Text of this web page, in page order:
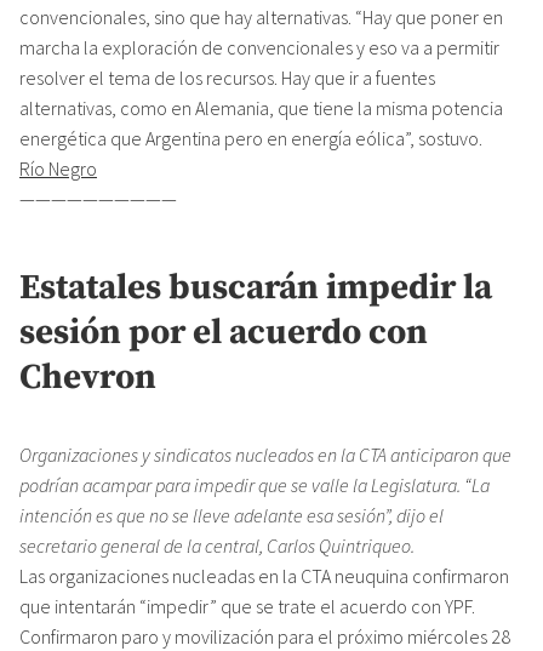
convencionales, sino que hay alternativas. “Hay que poner en
marcha la exploración de convencionales y eso va a permitir
resolver el tema de los recursos. Hay que ir a fuentes
alternativas, como en Alemania, que tiene la misma potencia
energética que Argentina pero en energía eólica”, sostuvo.
Río Negro
——————————
Estatales buscarán impedir la
sesión por el acuerdo con
Chevron
Organizaciones y sindicatos nucleados en la CTA anticiparon que
podrían acampar para impedir que se valle la Legislatura. “La
intención es que no se lleve adelante esa sesión”, dijo el
secretario general de la central, Carlos Quintriqueo.
Las organizaciones nucleadas en la CTA neuquina confirmaron
que intentarán “impedir” que se trate el acuerdo con YPF.
Confirmaron paro y movilización para el próximo miércoles 28